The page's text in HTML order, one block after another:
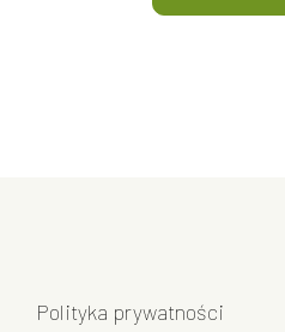
Polityka prywatności